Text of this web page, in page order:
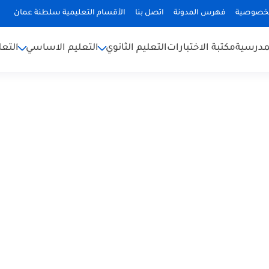
فهرس المدونة اتصل بنا الأقسام التعليمية سلطنة عمان
مكتبة الاختباراتالتعليم الثانوي التعليم الاساسي